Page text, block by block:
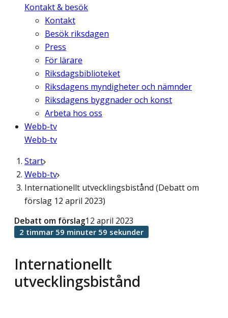
Kontakt & besök
Kontakt
Besök riksdagen
Press
För lärare
Riksdagsbiblioteket
Riksdagens myndigheter och nämnder
Riksdagens byggnader och konst
Arbeta hos oss
Webb-tv
Webb-tv
Start
Webb-tv
Internationellt utvecklingsbistånd (Debatt om
förslag 12 april 2023)
Internationellt
utvecklingsbistånd
Debatt om förslag12 april 2023
2 timmar 59 minuter 59 sekunder